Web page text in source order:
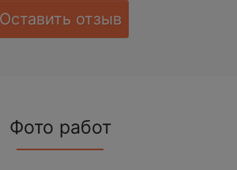
Оставить отзыв
Фото работ